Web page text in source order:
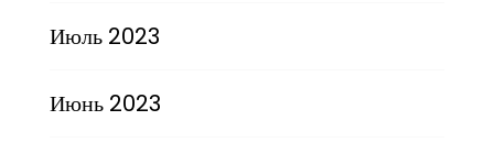
Июль 2023
Июнь 2023